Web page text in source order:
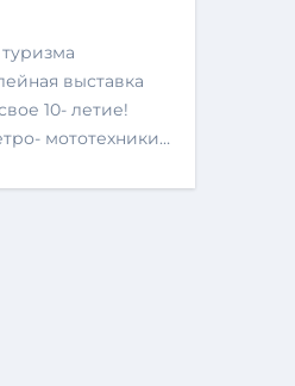
выставка
10- летие!
мототехники…